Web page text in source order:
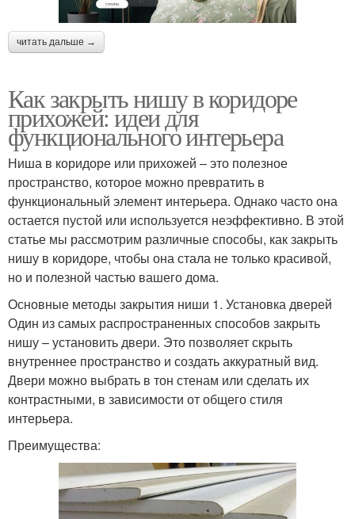
читать дальше →
Как закрыть нишу в коридоре
прихожей: идеи для
функционального интерьера
Ниша в коридоре или прихожей – это полезное
пространство, которое можно превратить в
функциональный элемент интерьера. Однако часто она
остается пустой или используется неэффективно. В этой
статье мы рассмотрим различные способы, как закрыть
нишу в коридоре, чтобы она стала не только красивой,
но и полезной частью вашего дома.
Основные методы закрытия ниши 1. Установка дверей
Один из самых распространенных способов закрыть
нишу – установить двери. Это позволяет скрыть
внутреннее пространство и создать аккуратный вид.
Двери можно выбрать в тон стенам или сделать их
контрастными, в зависимости от общего стиля
интерьера.
Преимущества: